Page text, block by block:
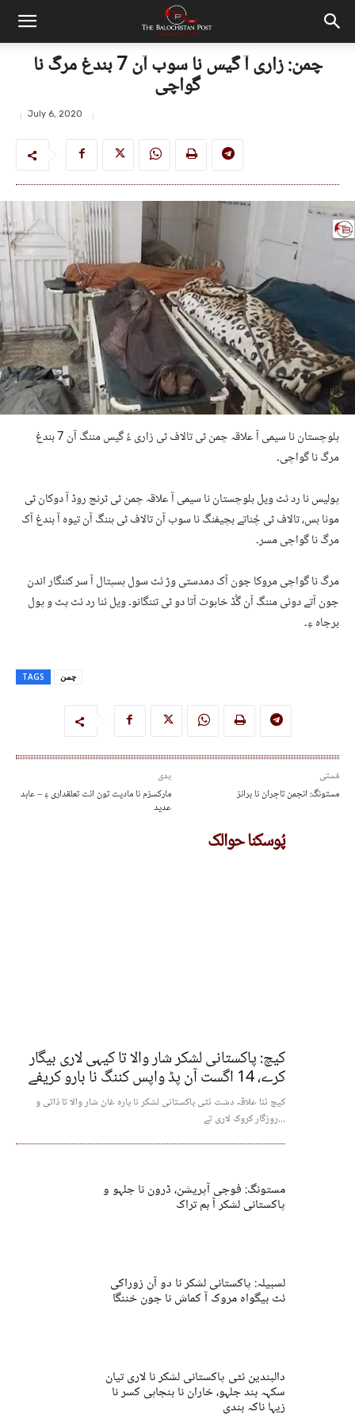
چمن: زاری آ گیس نا سوب آن 7 بندغ مرگ نا
گواچی
July 6, 2020
بلوچستان نا سیمی آ علاقہ چمن ٹی تالاف ٹی زاری ءُ گیس مننگ آن 7 بندغ
مرگ نا گواچی۔
پولیس نا رد ئٹ ویل بلوچستان نا سیمی آ علاقہ چمن ٹی ٹرنچ روڈ آ دوکان ٹی
مونا بس، تالاف ٹی چُناتے بچیفنگ نا سوب آن تالاف ٹی ہننگ آن تیوہ آ بندغ آک
مرگ نا گواچی مسر۔
مرگ نا گواچی مروکا جون آک دمدستی وڑ ئٹ سول ہسپتال آ سر کننگار اندن
جون آتے دوئی مننگ آن گُڈ خاہوت آتا دو ٹی تننگانو۔ ویل ئنا رد ئٹ پٹ و پول
برجاہ ءِ۔
TAGS چمن
پدی
مارکسزم نا مادیت تون انت تعلقداری ءِ – عابد
عدید
مُستی
مستونگ: انجمن تاجران نا برانز
پُوسکنا حوالک
کیچ: پاکستانی لشکر شار والا تا کیہی لاری بیگار
کرے، 14 اگست آن پڈ واپس کننگ نا بارو کریفے
کیچ ئنا علاقہ دشت ئٹی پاکستانی لشکر نا پارہ غان شار والا تا ذاتی و
روزگار کروک لاری تے...
مستونگ: فوجی آپریشن، ڈرون نا جلہو و
پاکستانی لشکر آ بم تراک
لسبیلہ: پاکستانی لشکر نا دو آن زوراکی
ئٹ بیگواہ مروک آ کماش نا جون خننگا
دالبندین ئٹی پاکستانی لشکر نا لاری تیان
سکہہ بند جلہو، خاران نا بنجاہی کسر نا
زیہا ناکہ بندی